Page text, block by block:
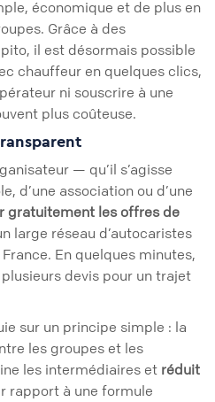
économique et de plus en
Grâce à des
il est désormais possible
chauffeur en quelques clics,
ni souscrire à une
plus coûteuse.
— qu’il s’agisse
d’une association ou d’une
gratuitement les offres de
large réseau d’autocaristes
En quelques minutes,
devis pour un trajet
sur un principe simple : la
les groupes et les
les intermédiaires et réduit
rapport à une formule